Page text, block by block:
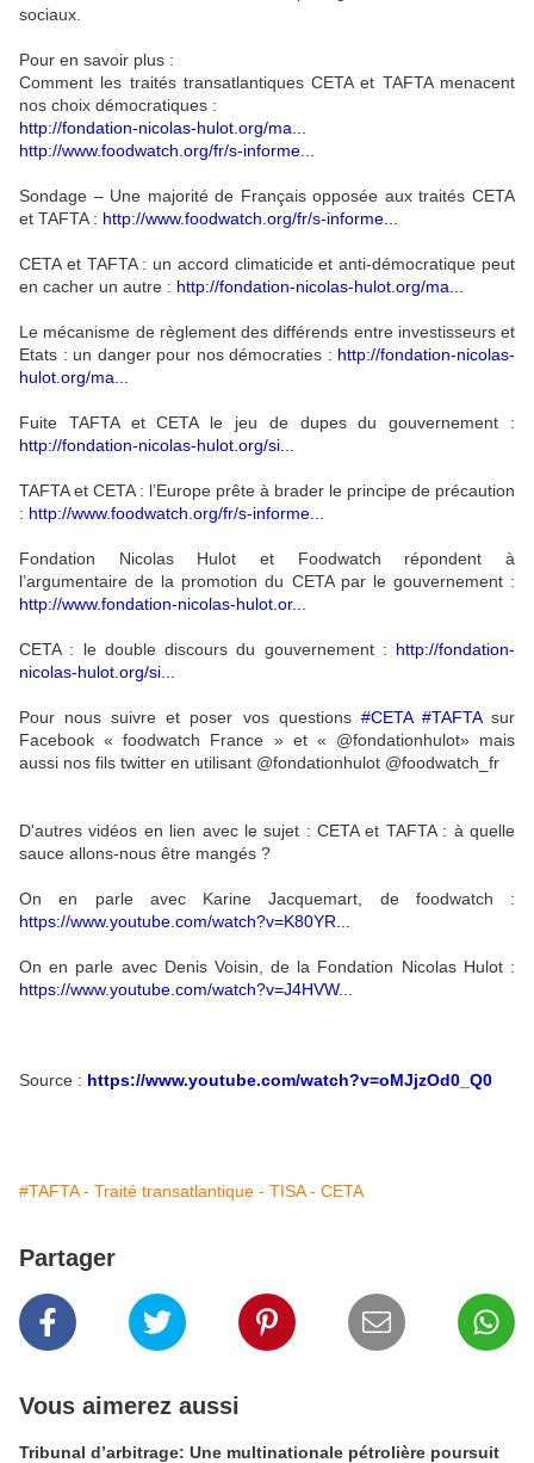
sociaux.
Pour en savoir plus :
Comment les traités transatlantiques CETA et TAFTA menacent
nos choix démocratiques :
http://fondation-nicolas-hulot.org/ma...
http://www.foodwatch.org/fr/s-informe...
Sondage – Une majorité de Français opposée aux traités CETA
et TAFTA : http://www.foodwatch.org/fr/s-informe...
CETA et TAFTA : un accord climaticide et anti-démocratique peut
en cacher un autre : http://fondation-nicolas-hulot.org/ma...
Le mécanisme de règlement des différends entre investisseurs et
Etats : un danger pour nos démocraties : http://fondation-nicolas-
hulot.org/ma...
Fuite TAFTA et CETA le jeu de dupes du gouvernement :
http://fondation-nicolas-hulot.org/si...
TAFTA et CETA : l’Europe prête à brader le principe de précaution
: http://www.foodwatch.org/fr/s-informe...
Fondation Nicolas Hulot et Foodwatch répondent à
l’argumentaire de la promotion du CETA par le gouvernement :
http://www.fondation-nicolas-hulot.or...
CETA : le double discours du gouvernement : http://fondation-
nicolas-hulot.org/si...
Pour nous suivre et poser vos questions #CETA #TAFTA sur
Facebook « foodwatch France » et « @fondationhulot» mais
aussi nos fils twitter en utilisant @fondationhulot @foodwatch_fr
D'autres vidéos en lien avec le sujet : CETA et TAFTA : à quelle
sauce allons-nous être mangés ?
On en parle avec Karine Jacquemart, de foodwatch :
https://www.youtube.com/watch?v=K80YR...
On en parle avec Denis Voisin, de la Fondation Nicolas Hulot :
https://www.youtube.com/watch?v=J4HVW...
Source : https://www.youtube.com/watch?v=oMJjzOd0_Q0
#TAFTA - Traité transatlantique - TISA - CETA
Partager
Vous aimerez aussi
Tribunal d’arbitrage: Une multinationale pétrolière poursuit